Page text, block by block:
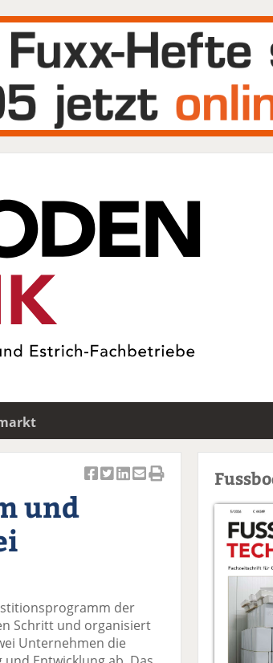
ac
e
b
er
n
Li
n
k
e
ai n
und
der
Schritt und organisiert
Unternehmen die